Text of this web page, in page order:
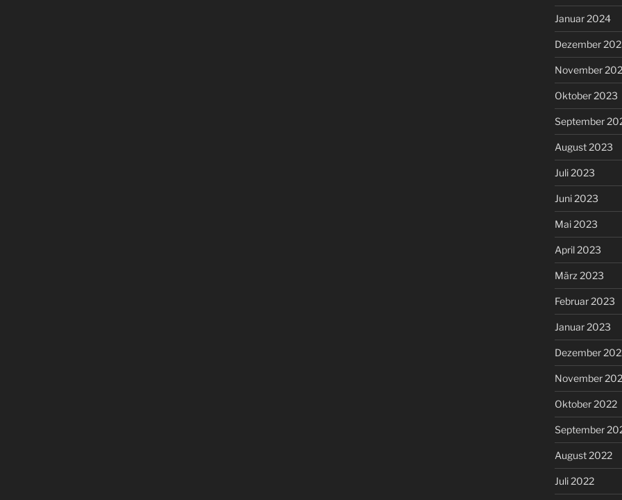
Januar 2024
Dezember
November
Oktober 2023
September
August 2023
Juli 2023
Juni 2023
Mai 2023
April 2023
März 2023
Februar 2023
Januar 2023
Dezember
November
Oktober 2022
September
August 2022
Juli 2022